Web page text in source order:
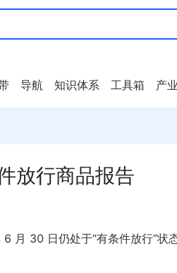
导航 知识体系 工具箱 产
放行商品报告
月 30 日仍处于“有条件放行”状